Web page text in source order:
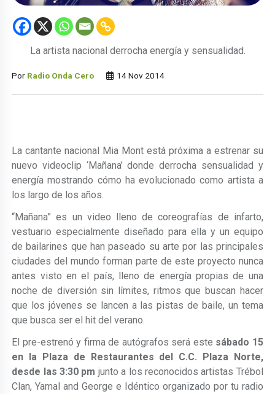
La artista nacional derrocha energía y sensualidad.
Por Radio Onda Cero 14 Nov 2014
La cantante nacional Mia Mont está próxima a estrenar su
nuevo videoclip ‘Mañana’ donde derrocha sensualidad y
energía mostrando cómo ha evolucionado como artista a
los largo de los años.
“Mañana” es un video lleno de coreografías de infarto,
vestuario especialmente diseñado para ella y un equipo
de bailarines que han paseado su arte por las principales
ciudades del mundo forman parte de este proyecto nunca
antes visto en el país, lleno de energía propias de una
noche de diversión sin límites, ritmos que buscan hacer
que los jóvenes se lancen a las pistas de baile, un tema
que busca ser el hit del verano.
El pre-estrenó y firma de autógrafos será este sábado 15
en la Plaza de Restaurantes del C.C. Plaza Norte,
desde las 3:30 pm junto a los reconocidos artistas Trébol
Clan, Yamal and George e Idéntico organizado por tu radio